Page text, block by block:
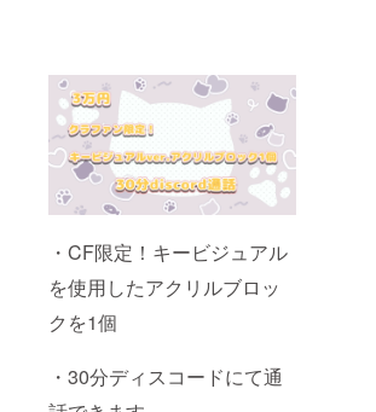
・CF限定！キービジュアル
を使用したアクリルブロッ
クを1個
・30分ディスコードにて通